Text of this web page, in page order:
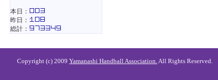
本日：
昨日：
総計：
Copyright (c) 2009 Yamanashi Handball Association.All Rights Reserved.